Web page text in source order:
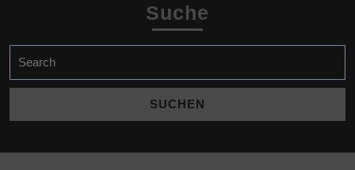
Suche
for: